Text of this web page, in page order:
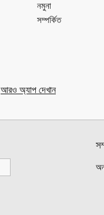
নমুনা
সম্পর্কিত
আরও অ্যাপ দেখান